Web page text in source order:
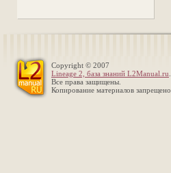
Copyright © 2007
Lineage 2, база знаний L2Manual.ru
Все права защищены.
Копирование материалов запрещено.